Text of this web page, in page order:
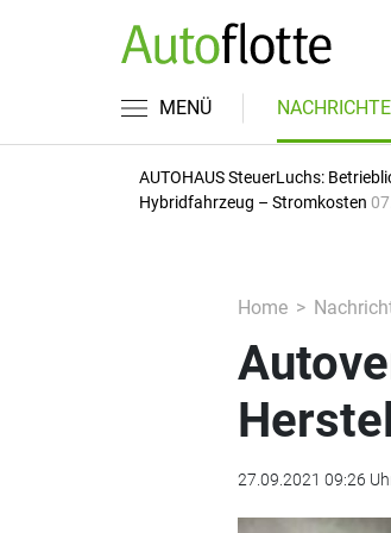
MENÜ
AUTOHAUS SteuerLuchs:
Hybridfahrzeug – Stromkosten
Home
27.09.2021 09:26